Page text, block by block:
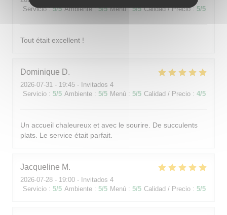
Servicio: 5/5 Ambiente: 5/5 Menú: 5/5 Calidad / Precio: 5/5
Tout était excellent !
Dominique D
2026-07-31 - 19:45 - Invitados 4
Servicio : 5/5 Ambiente : 5/5 Menú : 5/5 Calidad / Precio : 4/5
Un accueil chaleureux et avec le sourire. De succulents
plats. Le service était parfait.
Jacqueline M
2026-07-28 - 19:00 - Invitados 4
Servicio : 5/5 Ambiente : 5/5 Menú : 5/5 Calidad / Precio : 5/5